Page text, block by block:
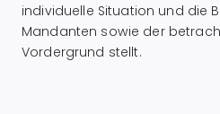
individuelle Situation und die
Mandanten sowie der
Vordergrund stellt.